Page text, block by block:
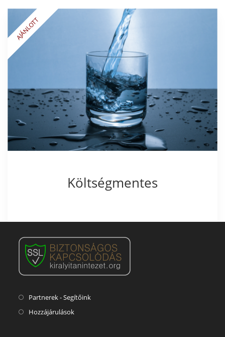
Költségmentes
Partnerek - Segítőink
Hozzájárulások